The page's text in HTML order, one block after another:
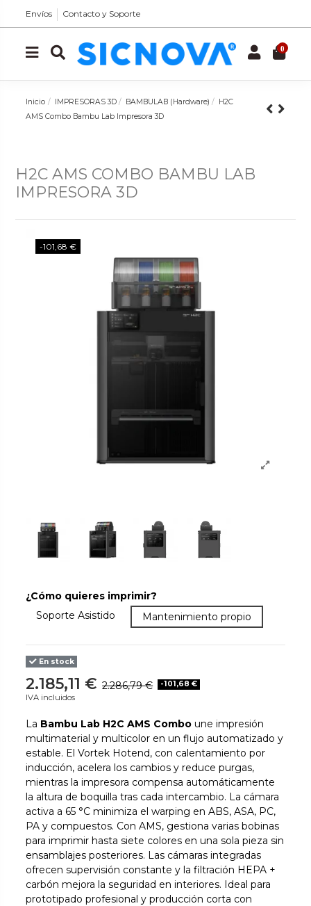
Envíos Contacto y Soporte
0
Inicio IMPRESORAS 3D BAMBULAB (Hardware)
H2C
AMS Combo Bambu Lab Impresora 3D
H2C AMS COMBO BAMBU LAB
IMPRESORA 3D
-101,68 €
¿Cómo quieres imprimir?
Más que la garantía: asistencia y soporte. Resuelve
Soporte Asistido Garantía básica. Lo que el
Mantenimiento propio
En stock
2.185,11 € 2.286,79 € -101,68 €
IVA incluidos
La Bambu Lab H2C AMS Combo une impresión
multimaterial y multicolor en un flujo automatizado y
estable. El Vortek Hotend, con calentamiento por
inducción, acelera los cambios y reduce purgas,
mientras la impresora compensa automáticamente
la altura de boquilla tras cada intercambio. La cámara
activa a 65 °C minimiza el warping en ABS, ASA, PC,
PA y compuestos. Con AMS, gestiona varias bobinas
para imprimir hasta siete colores en una sola pieza sin
ensamblajes posteriores. Las cámaras integradas
ofrecen supervisión constante y la filtración HEPA +
carbón mejora la seguridad en interiores. Ideal para
prototipado profesional y producción corta con